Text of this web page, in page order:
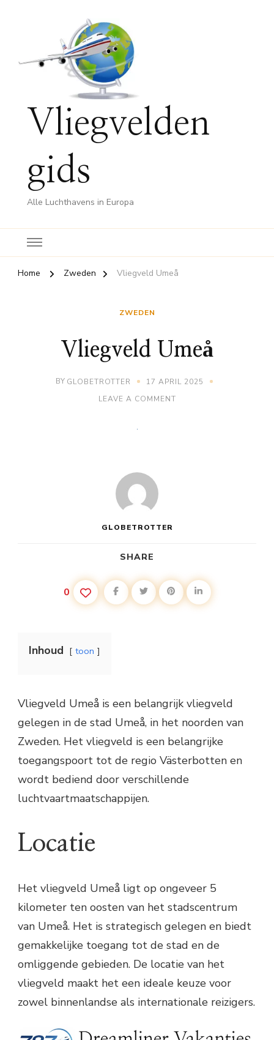
Vliegvelden
gids
Alle Luchthavens in Europa
Home Zweden Vliegveld Umeå
ZWEDEN
Vliegveld Umeå
BY GLOBETROTTER
17 APRIL 2025
LEAVE A COMMENTON
GLOBETROTTER
SHARE
0
Inhoud toon
Vliegveld Umeå is een belangrijk vliegveld
gelegen in de stad Umeå, in het noorden van
Zweden. Het vliegveld is een belangrijke
toegangspoort tot de regio Västerbotten en
wordt bediend door verschillende
luchtvaartmaatschappijen.
Locatie
Het vliegveld Umeå ligt op ongeveer 5
kilometer ten oosten van het stadscentrum
van Umeå. Het is strategisch gelegen en biedt
gemakkelijke toegang tot de stad en de
omliggende gebieden. De locatie van het
vliegveld maakt het een ideale keuze voor
zowel binnenlandse als internationale reizigers.